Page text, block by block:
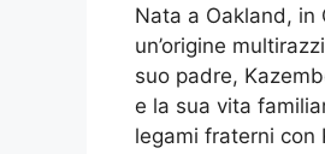
Nata a Oakland, in
un’origine
suo padre,
e la sua vita
legami fraterni con